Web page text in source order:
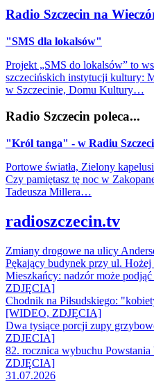
Radio Szczecin na
"SMS dla lokalsów"
Projekt „SMS do lokalsów” to
szczecińskich instytucji kultury:
w Szczecinie, Domu Kultury…
Radio Szczecin poleca...
"Król tanga" - w Radiu
Portowe światła, Zielony
Czy pamiętasz tę noc w
Tadeusza Millera…
radioszczecin.tv
Zmiany drogowe na ulicy
Pękający budynek przy ul. Hożej
Mieszkańcy: nadzór może
ZDJĘCIA]
Chodnik na Piłsudskiego:
[WIDEO, ZDJĘCIA]
Dwa tysiące porcji zupy
ZDJECIA]
82. rocznica wybuchu
ZDJĘCIA]
31.07.2026